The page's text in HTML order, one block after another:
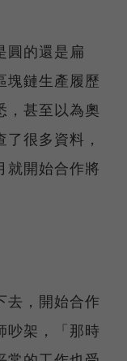
圓的還是扁
塊鏈生產履歷
，甚至以為奧
很多資料，
就開始合作將
去，開始合作
吵架，「那時